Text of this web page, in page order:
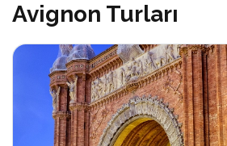
Avignon Turları